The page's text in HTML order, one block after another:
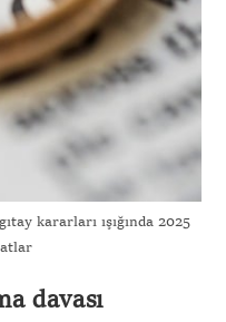
kararları ışığında 2025
davası